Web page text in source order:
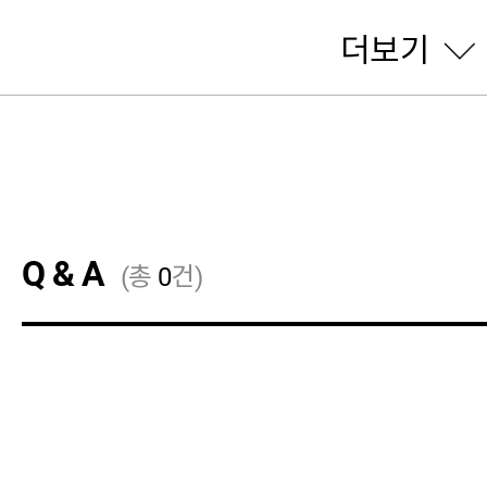
더보기
Q & A (총 0건)